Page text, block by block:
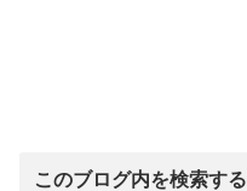
このブログ内を検索する